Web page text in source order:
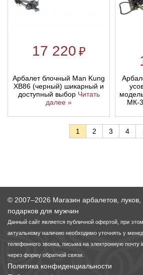
17 220 ₽
Арбалет блочный Man Kung
XB86 (черный) шикарный и
доступный выбор Читать
далее »
МК-
1 2 3 4
© 2007–2026 Магазин арбалетов, луков,
подарков для мужчин
Данный сайт является публичной офертой, при
актуальному наличию необходимо уточнять у
телефонного звонка, письма на электронную почту
через форму обратной связи.
Политика конфиденциальности